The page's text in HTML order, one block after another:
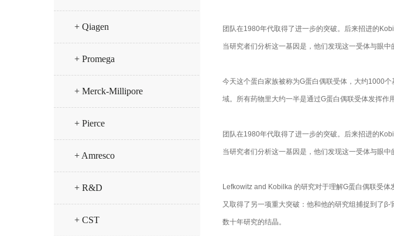
+ Qiagen
+ Promega
+ Merck-Millipore
+ Pierce
+ Amresco
+ R&D
+ CST
团队在1980年代取得了进一步的突破。后来招进的
当研究者们分析这一基因是，他们发现这一受体与眼
今天这个蛋白家族被称为G蛋白偶联受体，大约1000
域。所有药物里大约一半是通过G蛋白偶联受体发挥作用
团队在1980年代取得了进一步的突破。后来招进的
当研究者们分析这一基因是，他们发现这一受体与眼
Lefkowitz and Kobilka 的研究对于理解G蛋白偶联受
又取得了另一项重大突破：他和他的研究组捕捉到了
数十年研究的结晶。